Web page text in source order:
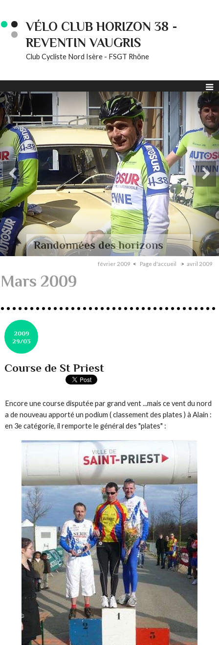
VÉLO CLUB HORIZON 38 -
REVENTIN VAUGRIS
Club Cycliste Nord Isère - FSGT Rhône
Randonnées des horizons
février 2009 Page d'accueil avril 2009
Mars 2009
2009
29/03
Course de St Priest
Encore une course disputée par grand vent ...mais ce vent du nord
a de nouveau apporté un podium ( classement des plates ) à Alain :
en 3e catégorie, il remporte le général des "plates" :